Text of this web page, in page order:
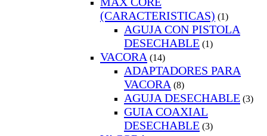
(CARACTERISTICAS) (1)
AGUJA CON PISTOLA
DESECHABLE (1)
VACORA (14)
ADAPTADORES PARA
VACORA (8)
AGUJA DESECHABLE (3)
GUIA COAXIAL
DESECHABLE (3)